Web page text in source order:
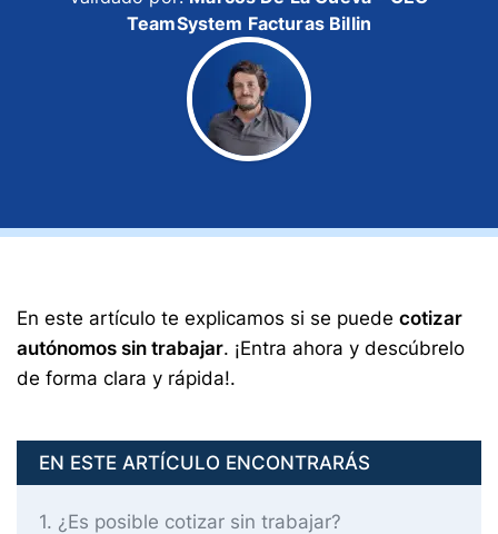
TeamSystem Facturas Billin
En este artículo te explicamos si se puede cotizar
autónomos sin trabajar. ¡Entra ahora y descúbrelo
de forma clara y rápida!.
EN ESTE ARTÍCULO ENCONTRARÁS
1 ¿Es posible cotizar sin trabajar?